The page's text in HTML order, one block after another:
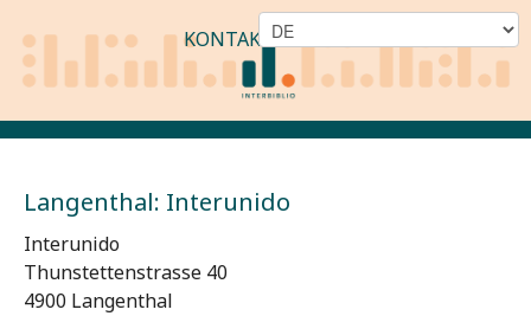
KONTAKT
Langenthal: Interunido
Interunido
Thunstettenstrasse 40
4900 Langenthal